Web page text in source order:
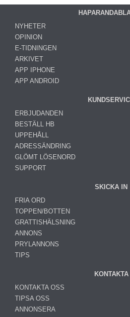
NYHETER
OPINION
E-TIDNINGEN
ARKIVET
APP IPHONE
APP ANDROID
ERBJUDANDEN
BESTÄLL HB
UPPEHÅLL
ADRESSÄNDRING
GLÖMT LÖSENORD
SUPPORT
SKICKA IN
FRIA ORD
TOPPEN/BOTTEN
GRATTISHÄLSNING
ANNONS
PRYLANNONS
TIPS
KONTAKTA
KONTAKTA OSS
TIPSA OSS
ANNONSERA